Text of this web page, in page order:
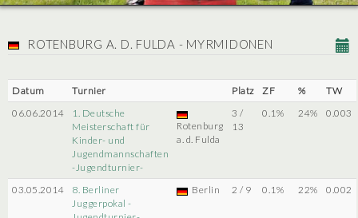
ROTENBURG A. D. FULDA - MYRMIDONEN
Datum Turnier Platz ZF %
TW
06.06.2014
1. Deutsche
Meisterschaft für
Kinder- und
Jugendmannschaften
-Jugendturnier-
Rotenburg
a. d. Fulda
3 /
13
0.1% 24% 0.003
03.05.2014
8. Berliner
Juggerpokal -
Berlin 2 / 9 0.1% 22% 0.002